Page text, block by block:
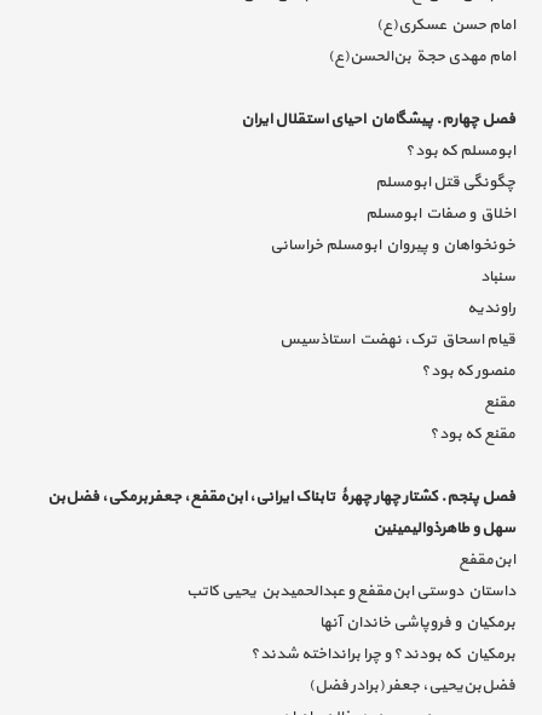
امام حسن عسکری(ع)
امام مهدی حجة بن‌الحسن(ع)
فصل چهارم. پیشگامان احیای استقلال ایران
ابومسلم که بود؟
چگونگی قتل ابومسلم
اخلاق و صفات ابومسلم
خونخواهان و پیروان ابومسلم خراسانی
سنباد
راوندیه
قیام اسحاق ترک، نهضت استاذسیس
منصور که بود؟
مقنع
مقنع که بود؟
فصل پنجم. کشتار چهار چهرۀ تابناک ایرانی، ابن‌مقفع، جعفربرمکی، فضل‌بن
سهل و طاهرذوالیمینین
ابن‌مقفع
داستان دوستی ابن‌مقفع و عبدالحمیدبن یحیی کاتب
برمکیان و فروپاشی خاندان آنها
برمکیان که بودند؟ و چرا برانداخته شدند؟
فضل‌بن‌یحیی، جعفر (برادر فضل)